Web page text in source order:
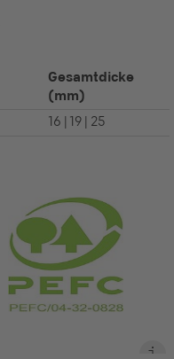
Gesamtdicke
(mm)
16 | 19 | 25